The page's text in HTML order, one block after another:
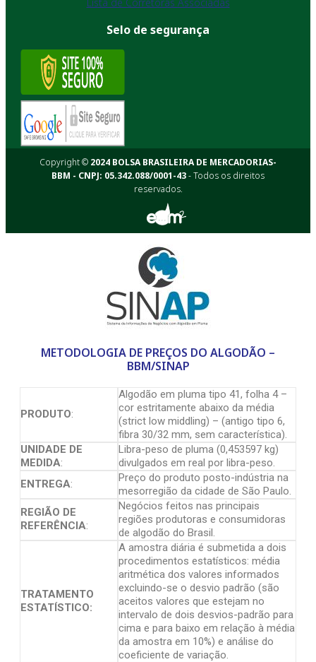
Selo de segurança
Copyright © 2024 BOLSA BRASILEIRA DE MERCADORIAS-
BBM - CNPJ: 05.342.088/0001-43- Todos os direitos
reservados.
METODOLOGIA DE PREÇOS DO ALGODÃO –
BBM/SINAP
PRODUTO:
Algodão em pluma tipo 41, folha 4 –
cor estritamente abaixo da média
(strict low middling) – (antigo tipo 6,
fibra 30/32 mm, sem característica).
UNIDADE DE
MEDIDA:
Libra-peso de pluma (0,453597 kg)
divulgados em real por libra-peso.
ENTREGA:
Preço do produto posto-indústria na
mesorregião da cidade de São Paulo.
REGIÃO DE
REFERÊNCIA:
Negócios feitos nas principais
regiões produtoras e consumidoras
de algodão do Brasil.
TRATAMENTO
ESTATÍSTICO:
A amostra diária é submetida a dois
procedimentos estatísticos: média
aritmética dos valores informados
excluindo-se o desvio padrão (são
aceitos valores que estejam no
intervalo de dois desvios-padrão para
cima e para baixo em relação à média
da amostra em 10%) e análise do
coeficiente de variação.